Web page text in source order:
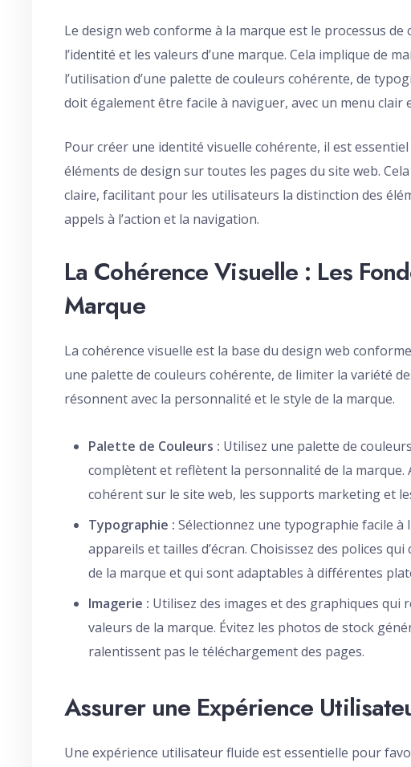
Le design web conforme à la marque est le processus
l’identité et les valeurs d’une marque. Cela implique de
l’utilisation d’une palette de couleurs cohérente, de
doit également être facile à naviguer, avec un menu
Pour créer une identité visuelle cohérente, il est
éléments de design sur toutes les pages du site web.
claire, facilitant pour les utilisateurs la distinction des
appels à l’action et la navigation.
La Cohérence Visuelle : Les
Marque
La cohérence visuelle est la base du design web
une palette de couleurs cohérente, de limiter la variété
résonnent avec la personnalité et le style de la marque.
Palette de Couleurs : Utilisez une palette de
complètent et reflètent la personnalité de la marque.
cohérent sur le site web, les supports marketing et
Typographie : Sélectionnez une typographie facile
appareils et tailles d’écran. Choisissez des polices
de la marque et qui sont adaptables à différentes
Imagerie : Utilisez des images et des graphiques
valeurs de la marque. Évitez les photos de stock
ralentissent pas le téléchargement des pages.
Assurer une Expérience
Une expérience utilisateur fluide est essentielle pour